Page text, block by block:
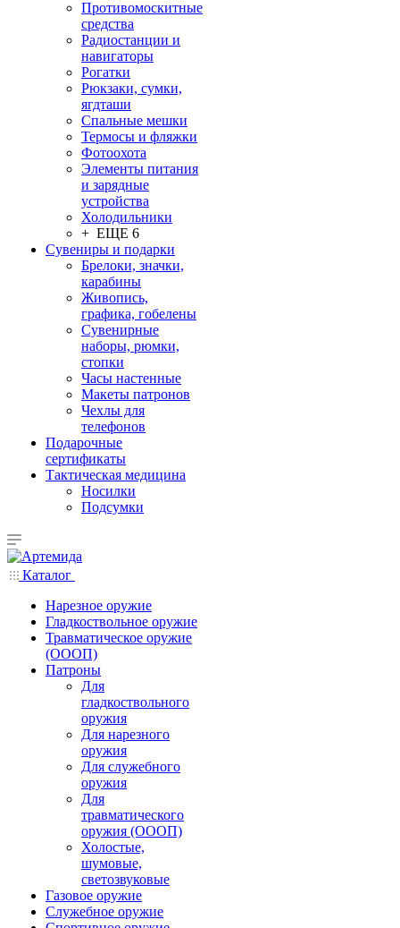
Противомоскитные
средства
Радиостанции и
навигаторы
Рогатки
Рюкзаки, сумки,
ягдташи
Спальные мешки
Термосы и фляжки
Фотоохота
Элементы питания
и зарядные
устройства
Холодильники
+ ЕЩЕ 6
Сувениры и подарки
Брелоки, значки,
карабины
Живопись,
графика, гобелены
Сувенирные
наборы, рюмки,
стопки
Часы настенные
Макеты патронов
Чехлы для
телефонов
Подарочные
сертификаты
Тактическая медицина
Носилки
Подсумки
Каталог
Нарезное оружие
Гладкоствольное оружие
Травматическое оружие
(ОООП)
Патроны
Для
гладкоствольного
оружия
Для нарезного
оружия
Для служебного
оружия
Для
травматического
оружия (ОООП)
Холостые,
шумовые,
светозвуковые
Газовое оружие
Служебное оружие